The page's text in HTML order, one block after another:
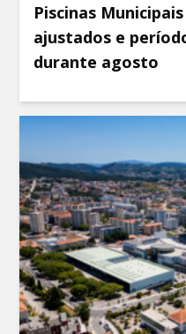
Piscinas
ajustados e
durante agosto